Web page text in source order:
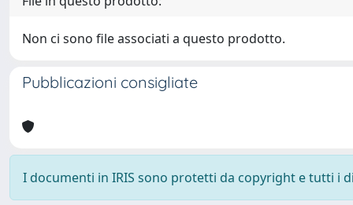
Non ci sono file associati a questo prodotto.
Pubblicazioni consigliate
I documenti in IRIS sono protetti da copyright e tutti i